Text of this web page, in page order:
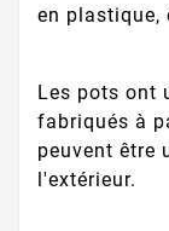
en plastique,
Les pots ont
fabriqués à
peuvent être
l'extérieur.